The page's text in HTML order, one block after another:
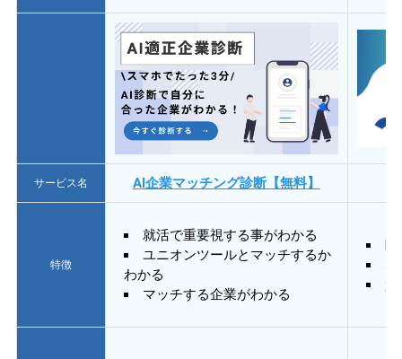
サービス名 AI企業マッチング診断【無料】
特徴
就活で重要視する事がわかる
ユニオンツールとマッチするか
わかる
マッチする企業がわかる
質